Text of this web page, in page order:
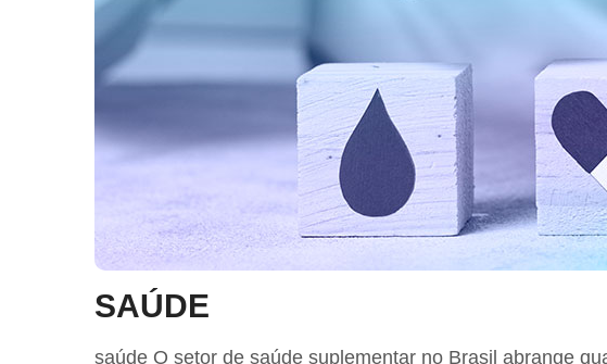
SAÚDE
saúde O setor de saúde suplementar no Brasil abrange